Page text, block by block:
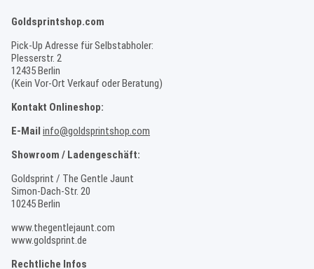
Goldsprintshop.com
Pick-Up Adresse für Selbstabholer:
Plesserstr. 2
12435 Berlin
(Kein Vor-Ort Verkauf oder Beratung)
Kontakt Onlineshop:
E-Mail info@goldsprintshop.com
Showroom / Ladengeschäft:
Goldsprint / The Gentle Jaunt
Simon-Dach-Str. 20
10245 Berlin
www.thegentlejaunt.com
www.goldsprint.de
Rechtliche Infos